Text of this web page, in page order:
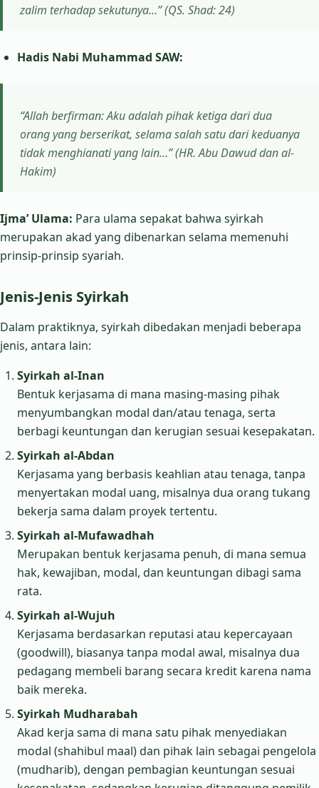
zalim terhadap sekutunya…” (QS. Shad: 24)
Hadis Nabi Muhammad SAW:
“Allah berfirman: Aku adalah pihak ketiga dari dua
orang yang berserikat, selama salah satu dari keduanya
tidak menghianati yang lain…” (HR. Abu Dawud dan al-
Hakim)
Ijma’ Ulama: Para ulama sepakat bahwa syirkah
merupakan akad yang dibenarkan selama memenuhi
prinsip-prinsip syariah.
Jenis-Jenis Syirkah
Dalam praktiknya, syirkah dibedakan menjadi beberapa
jenis, antara lain:
Syirkah al-Inan
Bentuk kerjasama di mana masing-masing pihak
menyumbangkan modal dan/atau tenaga, serta
berbagi keuntungan dan kerugian sesuai kesepakatan.
Syirkah al-Abdan
Kerjasama yang berbasis keahlian atau tenaga, tanpa
menyertakan modal uang, misalnya dua orang tukang
bekerja sama dalam proyek tertentu.
Syirkah al-Mufawadhah
Merupakan bentuk kerjasama penuh, di mana semua
hak, kewajiban, modal, dan keuntungan dibagi sama
rata.
Syirkah al-Wujuh
Kerjasama berdasarkan reputasi atau kepercayaan
(goodwill), biasanya tanpa modal awal, misalnya dua
pedagang membeli barang secara kredit karena nama
baik mereka.
Syirkah Mudharabah
Akad kerja sama di mana satu pihak menyediakan
modal (shahibul maal) dan pihak lain sebagai pengelola
(mudharib), dengan pembagian keuntungan sesuai